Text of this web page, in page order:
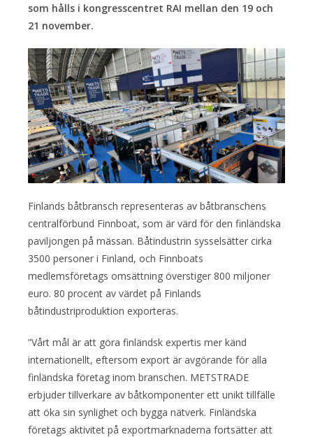
som hålls i kongresscentret RAI mellan den 19 och
21 november.
Finlands båtbransch representeras av båtbranschens
centralförbund Finnboat, som är värd för den finländska
paviljongen på mässan. Båtindustrin sysselsätter cirka
3500 personer i Finland, och Finnboats
medlemsföretags omsättning överstiger 800 miljoner
euro. 80 procent av värdet på Finlands
båtindustriproduktion exporteras.
”Vårt mål är att göra finländsk expertis mer känd
internationellt, eftersom export är avgörande för alla
finländska företag inom branschen. METSTRADE
erbjuder tillverkare av båtkomponenter ett unikt tillfälle
att öka sin synlighet och bygga nätverk. Finländska
företags aktivitet på exportmarknaderna fortsätter att